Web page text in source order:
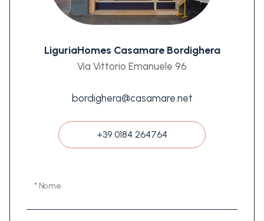
LiguriaHomes Casamare Bordighera
Via Vittorio Emanuele 96
bordighera@casamare.net
+39 0184 264764
* Nome